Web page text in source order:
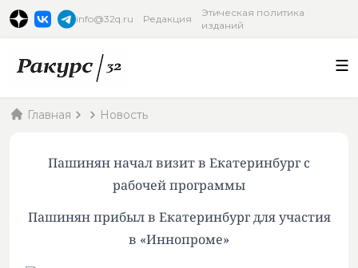
info@32q.ru Редакция
Этическая политика
изданий
Главная Новость
Пашинян начал визит в Екатеринбург с
рабочей программы
Пашинян прибыл в Екатеринбург для участия
в «Иннопроме»